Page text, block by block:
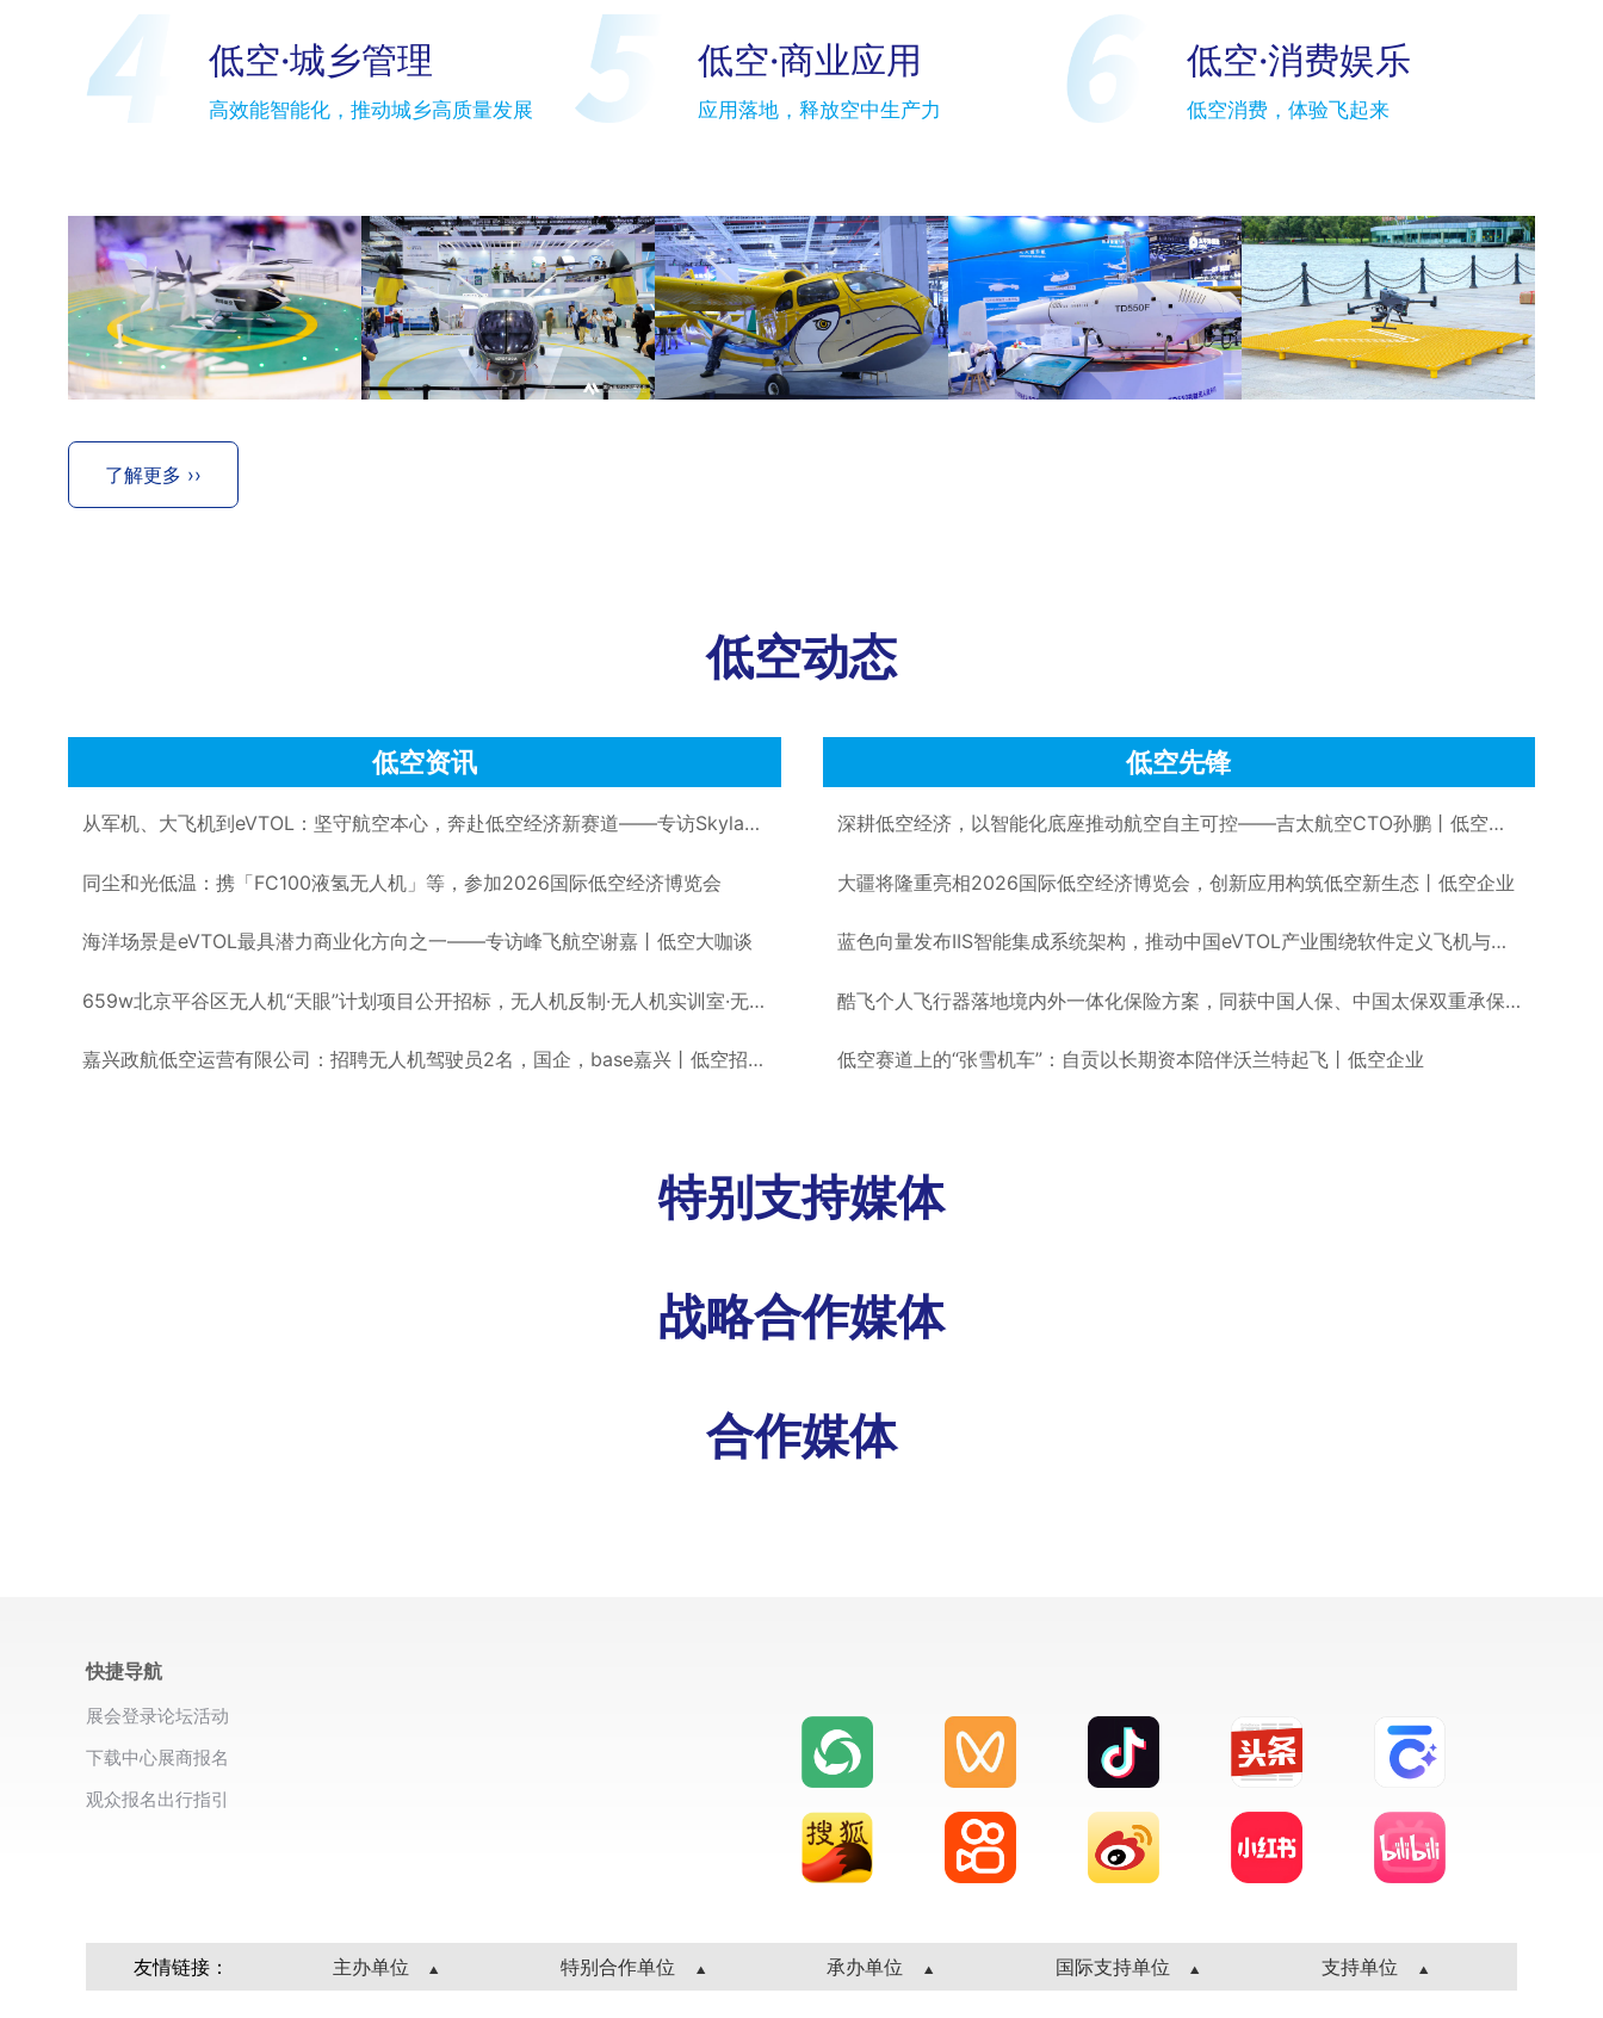
低空·城乡管理
高效能智能化，推动城乡高质量发展
低空·商业应用
应用落地，释放空中生产力
低空·消费娱乐
低空消费，体验飞起来
了解更多 ››
低空动态
低空资讯
从军机、大飞机到eVTOL：坚守航空本心，奔赴低空经济新赛道——专访Skyla吴穹丨低空大咖谈
同尘和光低温：携「FC100液氢无人机」等，参加2026国际低空经济博览会
海洋场景是eVTOL最具潜力商业化方向之一——专访峰飞航空谢嘉丨低空大咖谈
659w北京平谷区无人机“天眼”计划项目公开招标，无人机反制·无人机实训室·无人机监测丨低空项目
嘉兴政航低空运营有限公司：招聘无人机驾驶员2名，国企，base嘉兴丨低空招聘
低空先锋
深耕低空经济，以智能化底座推动航空自主可控——吉太航空CTO孙鹏丨低空大咖谈
大疆将隆重亮相2026国际低空经济博览会，创新应用构筑低空新生态丨低空企业
蓝色向量发布IIS智能集成系统架构，推动中国eVTOL产业围绕软件定义飞机与开放式电子电气架构共建开放生态丨低空企业
酷飞个人飞行器落地境内外一体化保险方案，同获中国人保、中国太保双重承保丨低空企业
低空赛道上的“张雪机车”：自贡以长期资本陪伴沃兰特起飞丨低空企业
特别支持媒体
战略合作媒体
合作媒体
快捷导航
展会登录论坛活动
下载中心展商报名
观众报名出行指引
友情链接： 主办单位 特别合作单位 承办单位 国际支持单位 支持单位